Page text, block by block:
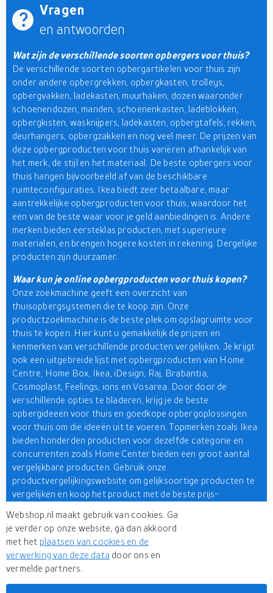
Vragen
en antwoorden
Wat zijn de verschillende soorten opbergers voor thuis?
De verschillende soorten opbergartikelen voor thuis zijn
onder andere opbergrekken, opbergkasten, trolleys,
opbergvakken, ladekasten, muurhaken, dozen waaronder
schoenendozen, manden, schoenenkasten, ladeblokken,
opbergkisten, wasknijpers, ladekasten, opbergtafels, rekken,
deurhangers, opbergzakken en nog veel meer. De prijzen van
deze opbergproducten voor thuis variëren afhankelijk van
het merk, de stijl en het materiaal. De beste opbergers voor
thuis hangen bijvoorbeeld af van de beschikbare
ruimteconfiguraties. Ikea biedt zeer betaalbare, maar
aantrekkelijke opbergproducten voor thuis, waardoor het
een van de beste waar voor je geld aanbiedingen is. Andere
merken bieden eersteklas producten, met superieure
materialen, en brengen hogere kosten in rekening. Dergelijke
producten zijn duurzamer.
Waar kun je online opbergproducten voor thuis kopen?
Onze zoekmachine geeft een overzicht van
thuisopbergsystemen die te koop zijn. Onze
productzoekmachine is de beste plek om opslagruimte voor
thuis te kopen. Hier kunt u gemakkelijk de prijzen en
kenmerken van verschillende producten vergelijken. Je krijgt
ook een uitgebreide lijst met opbergproducten van Home
Centre, Home Box, Ikea, iDesign, Raj, Brabantia,
Cosmoplast, Feelings, ions en Vosarea. Door door de
verschillende opties te bladeren, krijg je de beste
opbergideeën voor thuis en goedkope opbergoplossingen
voor thuis om die ideeën uit te voeren. Topmerken zoals Ikea
bieden honderden producten voor dezelfde categorie en
concurrenten zoals Home Center bieden een groot aantal
vergelijkbare producten. Gebruik onze
productvergelijkingswebsite om gelijksoortige producten te
vergelijken en koop het product met de beste prijs-
Koop huishoudelijke opslag en anderehome & living
producten tegen de beste prijzen hier op Webshop.nl. Wij
bieden de beste aanbiedingen voor huishoudelijke opslag
voor kleine ruimtes. Kies uit een ruim aanbod van goedkope
opbergers voor thuis en kies de beste oplossingen die
Webshop.nl maakt gebruik van cookies. Ga
je verder op onze website, ga dan akkoord
met het plaatsen van cookies en de
verwerking van deze data door ons en
vermelde partners.